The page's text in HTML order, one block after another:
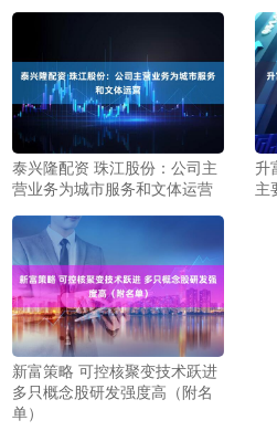
泰兴隆配资 珠江股份：公司主
营业务为城市服务和文体运营
升
主
新富策略 可控核聚变技术跃进
多只概念股研发强度高（附名
单）